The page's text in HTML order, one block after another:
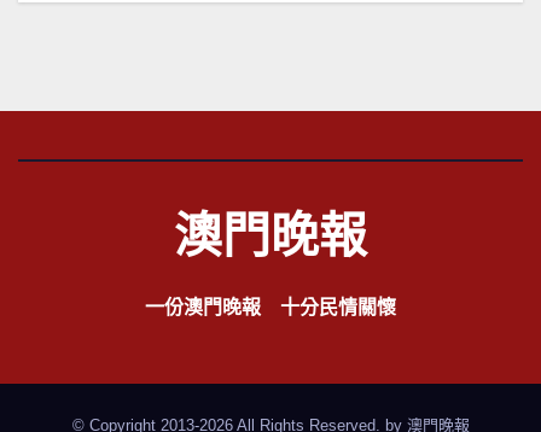
澳門晚報
一份澳門晚報 十分民情關懷
© Copyright 2013-2026 All Rights Reserved. by 澳門晚報